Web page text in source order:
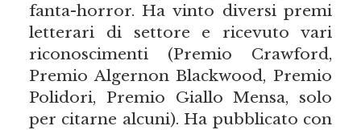
fanta-horror. Ha vinto diversi premi
letterari di settore e ricevuto vari
riconoscimenti (Premio Crawford,
Premio Algernon Blackwood, Premio
Polidori, Premio Giallo Mensa, solo
per citarne alcuni). Ha pubblicato con